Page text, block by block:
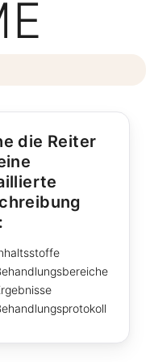
die Reiter